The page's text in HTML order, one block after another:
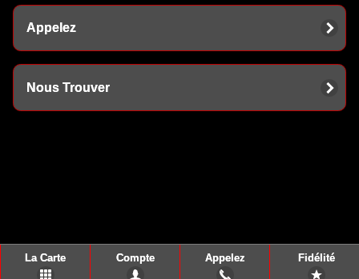
Appelez
Nous Trouver
La Carte Compte Appelez Fidélité